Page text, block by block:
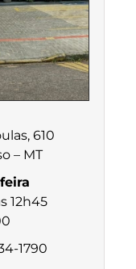
610
– MT
12h45
1790